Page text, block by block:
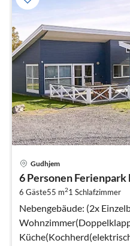
Gudhjem
6 Personen Ferienpark
6 Gäste55 m21 Schlafzimmer
Nebengebäude: (2x